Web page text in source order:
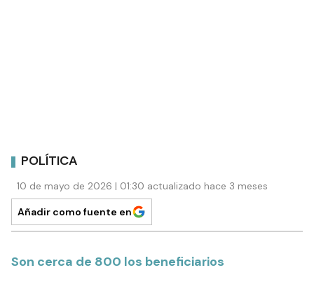
POLÍTICA
10 de mayo de 2026 | 01:30 actualizado hace 3 meses
Añadir como fuente en
Son cerca de 800 los beneficiarios